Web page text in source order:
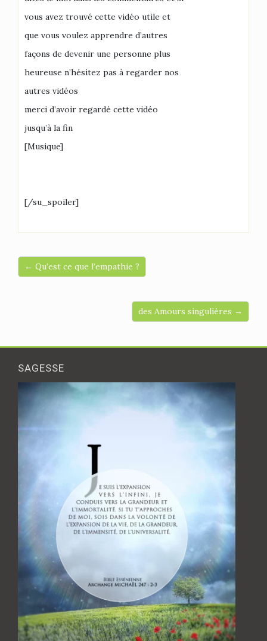
vous avez trouvé cette vidéo utile et
que vous voulez apprendre d’autres
façons de devenir une personne plus
heureuse n’hésitez pas à regarder nos
autres vidéos
merci d’avoir regardé cette vidéo
jusqu’à la fin
[Musique]
[/su_spoiler]
← Qu’est ce que l’empathie ?
des Amours singulières →
SAGESSE